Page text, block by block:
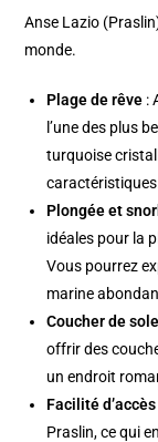
Anse Lazio
monde.
Plage de rêve :
l’une des plus
turquoise
Plongée et
idéales pour la
Vous pourrez
marine
Coucher de
offrir des
un endroit
Facilité d’accès
Praslin, ce qui